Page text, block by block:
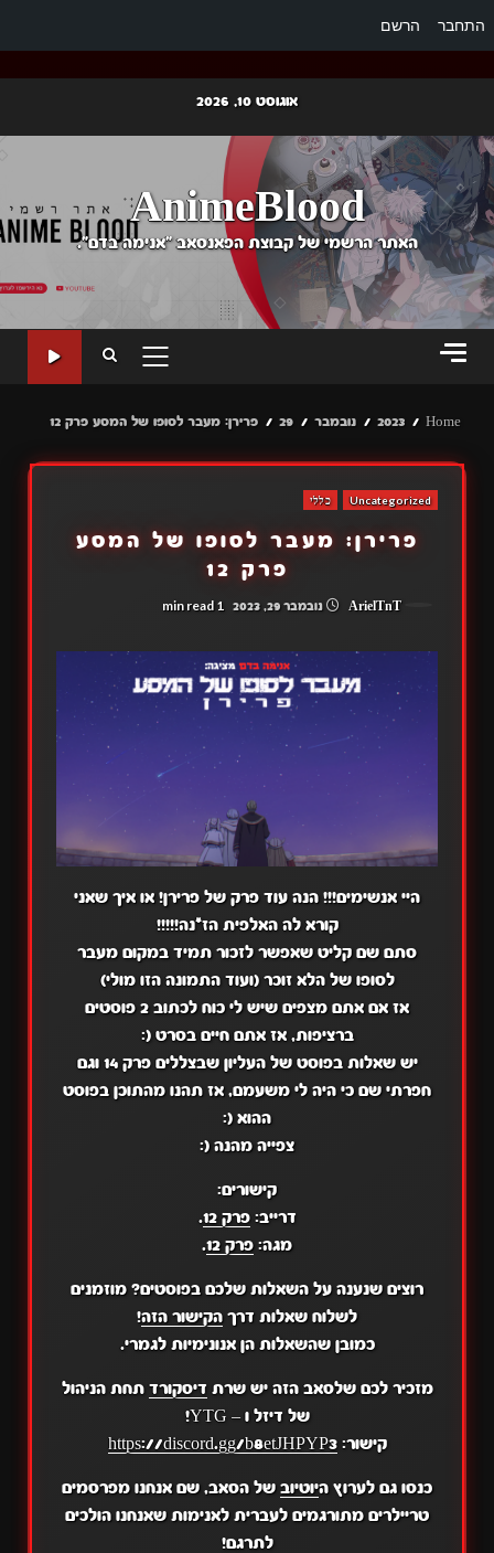
התחבר הרשם
content
אוגוסט 10, 2026
AnimeBlood
האתר הרשמי של קבוצת הפאנסאב "אנימה בדם".
PRIMARY
Home
2023 נובמבר 29 פרירן: מעבר לסופו של המסע פרק 12
Uncategorized כללי
פרירן: מעבר לסופו של המסע
פרק 12
ArielTnT נובמבר 29, 2023 1 min read
היי אנשימים!!! הנה עוד פרק של פרירן! או איך שאני
קורא לה האלפית הז*נה!!!!!
סתם שם קליט שאפשר לזכור תמיד במקום מעבר
לסופו של הלא זוכר (ועוד התמונה הזו מולי)
אז אם אתם מצפים שיש לי כוח לכתוב 2 פוסטים
ברציפות, אז אתם חיים בסרט (:
יש שאלות בפוסט של העליון שבצללים פרק 14 וגם
חפרתי שם כי היה לי משעמם, אז תהנו מהתוכן בפוסט
ההוא (:
צפייה מהנה (:
קישורים:
דרייב:פרק 12
.
מגה: פרק 12 .
רוצים שנענה על השאלות שלכם בפוסטים? מוזמנים
לשלוח שאלות דרך הקישור הזה!
כמובן שהשאלות הן אנונימיות לגמרי.
מזכיר לכם שלסאב הזה יש שרת דיסקורד תחת הניהול
של דיזל ו – YTG!
קישור:https://discord.gg/b8etJHPYP3
כנסו גם לערוץ היוטיובשל הסאב, שם אנחנו מפרסמים
טריילרים מתורגמים לעברית לאנימות שאנחנו הולכים
לתרגם!